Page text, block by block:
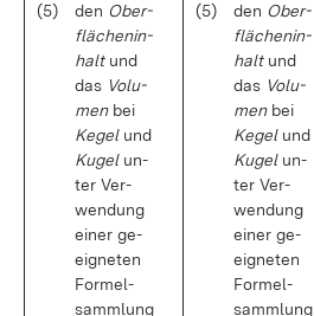
(5) den Ober­
flä­chen­in­
haltund
das Vo­lu­
menbei
Ke­gelund
Ku­gelun­
ter Ver­
wen­dung
ei­ner ge­
eig­ne­ten
For­mel­
samm­lung
(5) den Ober­
flä­chen­in­
haltund
das Vo­lu­
menbei
Ke­gelund
Ku­gelun­
ter Ver­
wen­dung
ei­ner ge­
eig­ne­ten
For­mel­
samm­lung